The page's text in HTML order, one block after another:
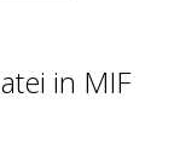
in MIF